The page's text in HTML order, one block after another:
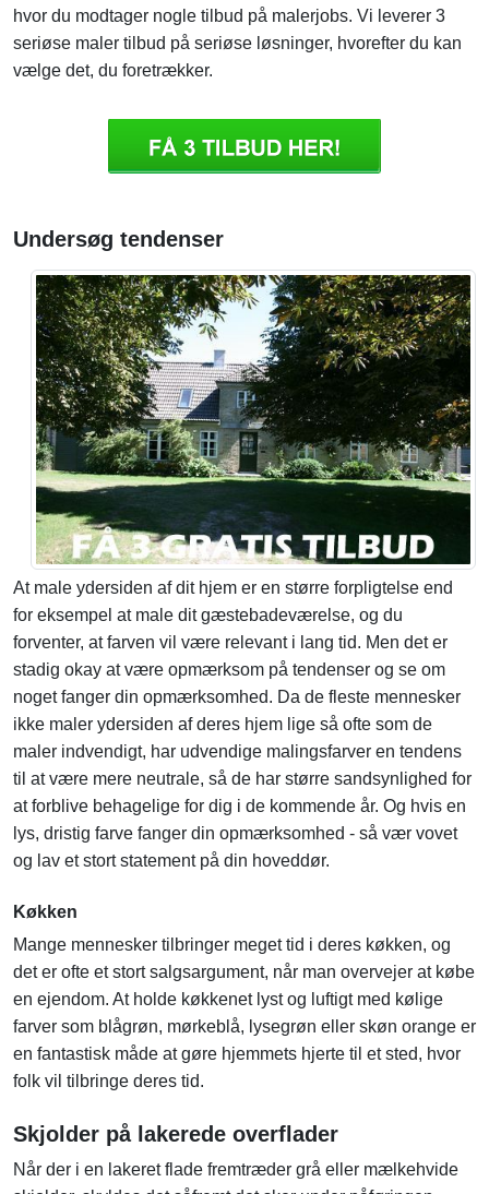
hvor du modtager nogle tilbud på malerjobs. Vi leverer 3
seriøse maler tilbud på seriøse løsninger, hvorefter du kan
vælge det, du foretrækker.
Undersøg tendenser
At male ydersiden af dit hjem er en større forpligtelse end
for eksempel at male dit gæstebadeværelse, og du
forventer, at farven vil være relevant i lang tid. Men det er
stadig okay at være opmærksom på tendenser og se om
noget fanger din opmærksomhed. Da de fleste mennesker
ikke maler ydersiden af deres hjem lige så ofte som de
maler indvendigt, har udvendige malingsfarver en tendens
til at være mere neutrale, så de har større sandsynlighed for
at forblive behagelige for dig i de kommende år. Og hvis en
lys, dristig farve fanger din opmærksomhed - så vær vovet
og lav et stort statement på din hoveddør.
Køkken
Mange mennesker tilbringer meget tid i deres køkken, og
det er ofte et stort salgsargument, når man overvejer at købe
en ejendom. At holde køkkenet lyst og luftigt med kølige
farver som blågrøn, mørkeblå, lysegrøn eller skøn orange er
en fantastisk måde at gøre hjemmets hjerte til et sted, hvor
folk vil tilbringe deres tid.
Skjolder på lakerede overflader
Når der i en lakeret flade fremtræder grå eller mælkehvide